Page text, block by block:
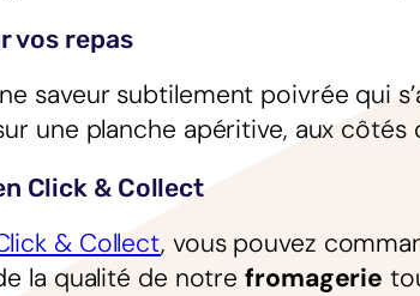
vos repas
saveur subtilement poivrée qui
une planche apéritive, aux
Click & Collect
& Collect, vous pouvez
la qualité de notrefromagerie